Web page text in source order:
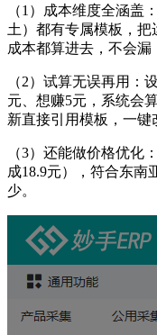
（1 ） 成本维度全涵盖
土）都有专属模板，
成本都算进去，不会漏
（2） 试算无误再用：
元、想赚5元，系统会
新直接引用模板，一键
（3） 还能做价格优化
成18.9元），符合东南
少。